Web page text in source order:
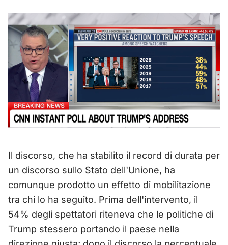
Il discorso, che ha stabilito il record di durata per
un discorso sullo Stato dell'Unione, ha
comunque prodotto un effetto di mobilitazione
tra chi lo ha seguito. Prima dell'intervento, il
54% degli spettatori riteneva che le politiche di
Trump stessero portando il paese nella